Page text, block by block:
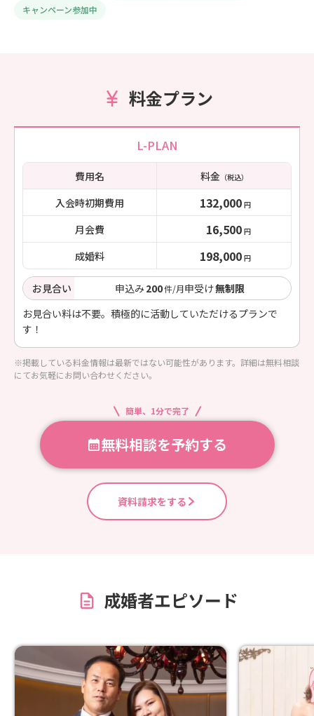
キャンペーン参加中
料金プラン
L-PLAN
費用名 料金（税込）
入会時初期費用 132,000 円
月会費 16,500 円
成婚料 198,000 円
お見合い 申込み200件/月申受け無制限
お見合い料は不要。積極的に活動していただけるプランで
す！
※掲載している料金情報は最新ではない可能性があります。詳細は無料相談
にてお気軽にお問い合わせください。
簡単、1分で完了
無料相談を予約する
資料請求をする
成婚者エピソード